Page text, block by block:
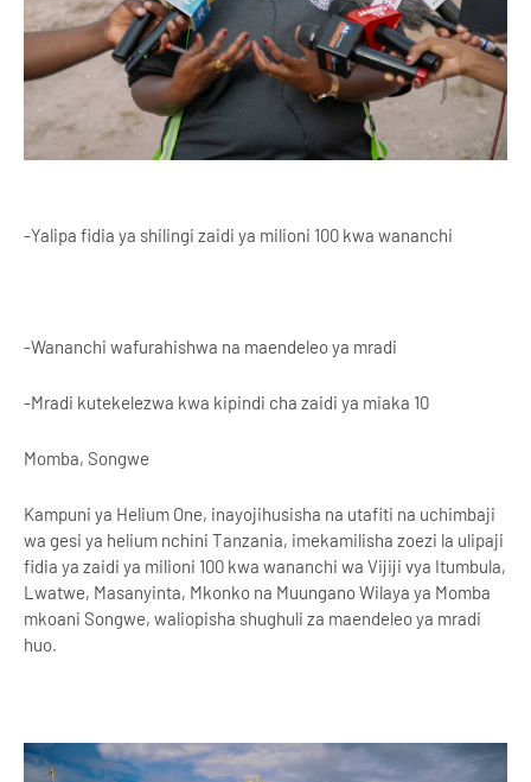
-Yalipa fidia ya shilingi zaidi ya milioni 100 kwa wananchi
-Wananchi wafurahishwa na maendeleo ya mradi
-Mradi kutekelezwa kwa kipindi cha zaidi ya miaka 10
Momba, Songwe
Kampuni ya Helium One, inayojihusisha na utafiti na uchimbaji
wa gesi ya helium nchini Tanzania, imekamilisha zoezi la ulipaji
fidia ya zaidi ya milioni 100 kwa wananchi wa Vijiji vya Itumbula,
Lwatwe, Masanyinta, Mkonko na Muungano Wilaya ya Momba
mkoani Songwe, waliopisha shughuli za maendeleo ya mradi
huo.